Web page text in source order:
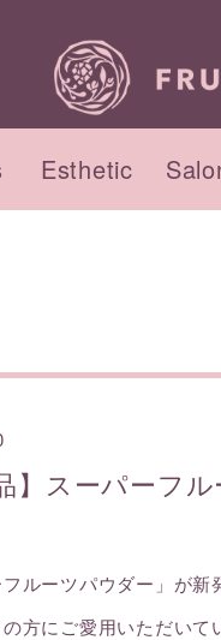
Esthetic
】スーパーフ
フルーツパウダー」が新
方にご愛用いただいて